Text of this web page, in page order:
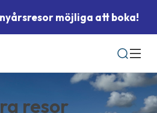
möjliga att boka!
Sök
resor